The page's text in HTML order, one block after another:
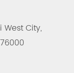
West City,